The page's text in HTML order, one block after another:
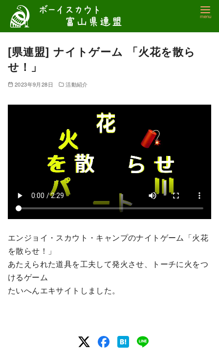
テ
[県連盟] ナイトゲーム 「火花を散ら
せ！」
2023年9月28日 活動紹介
エンジョイ・スカウト・キャンプのナイトゲーム「火花
を散らせ！」
あたえられた道具を工夫して発火させ、トーチに火をつ
けるゲーム
たいへんエキサイトしました。